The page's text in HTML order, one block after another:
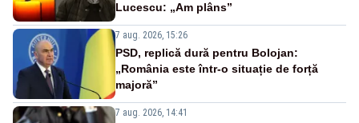
Lucescu: „Am plâns”
7 aug. 2026, 15:26
PSD, replică dură pentru Bolojan:
„România este într-o situație de forță
majoră”
7 aug. 2026, 14:41